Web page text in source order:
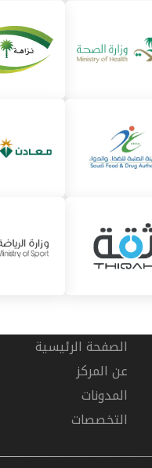
الصفحة الرئيسية
عن المركز
المدونات
التخصصات